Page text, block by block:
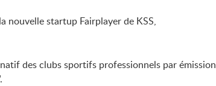
nouvelle startup Fairplayer de KSS,
des clubs sportifs professionnels par émission